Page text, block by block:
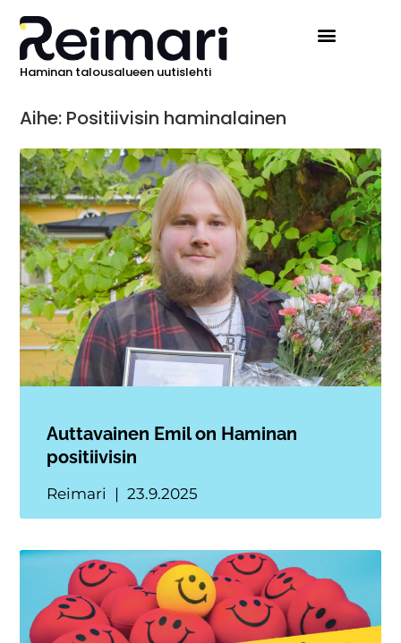
Haminan talousalueen uutislehti
Aihe: Positiivisin haminalainen
Auttavainen Emil on Haminan
positiivisin
Reimari 23.9.2025